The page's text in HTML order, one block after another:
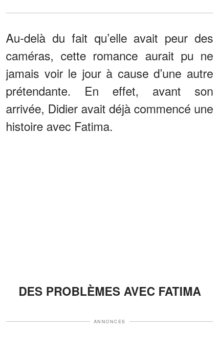
Au-delà du fait qu’elle avait peur des
caméras, cette romance aurait pu ne
jamais voir le jour à cause d’une autre
prétendante. En effet, avant son
arrivée, Didier avait déjà commencé une
histoire avec Fatima.
DES PROBLÈMES AVEC FATIMA
ANNONCES